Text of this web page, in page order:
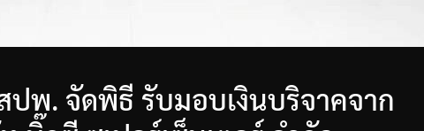
พ. จัดพิธี รับมอบเงินบริจาคจาก